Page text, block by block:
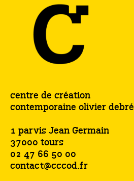
centre de création
contemporaine olivier debré
1 parvis Jean Germain
37000 tours
02 47 66 50 00
contact@cccod.fr